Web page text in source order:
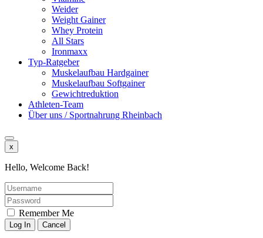
Weider
Weight Gainer
Whey Protein
All Stars
Ironmaxx
Typ-Ratgeber
Muskelaufbau Hardgainer
Muskelaufbau Softgainer
Gewichtreduktion
Athleten-Team
Über uns / Sportnahrung Rheinbach
x
Hello, Welcome Back!
Remember Me